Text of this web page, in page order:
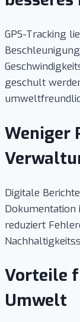
GPS-Tracking
geschult
Weniger
Digitale
Dokumentation
reduziert
Vorteile
Umwelt